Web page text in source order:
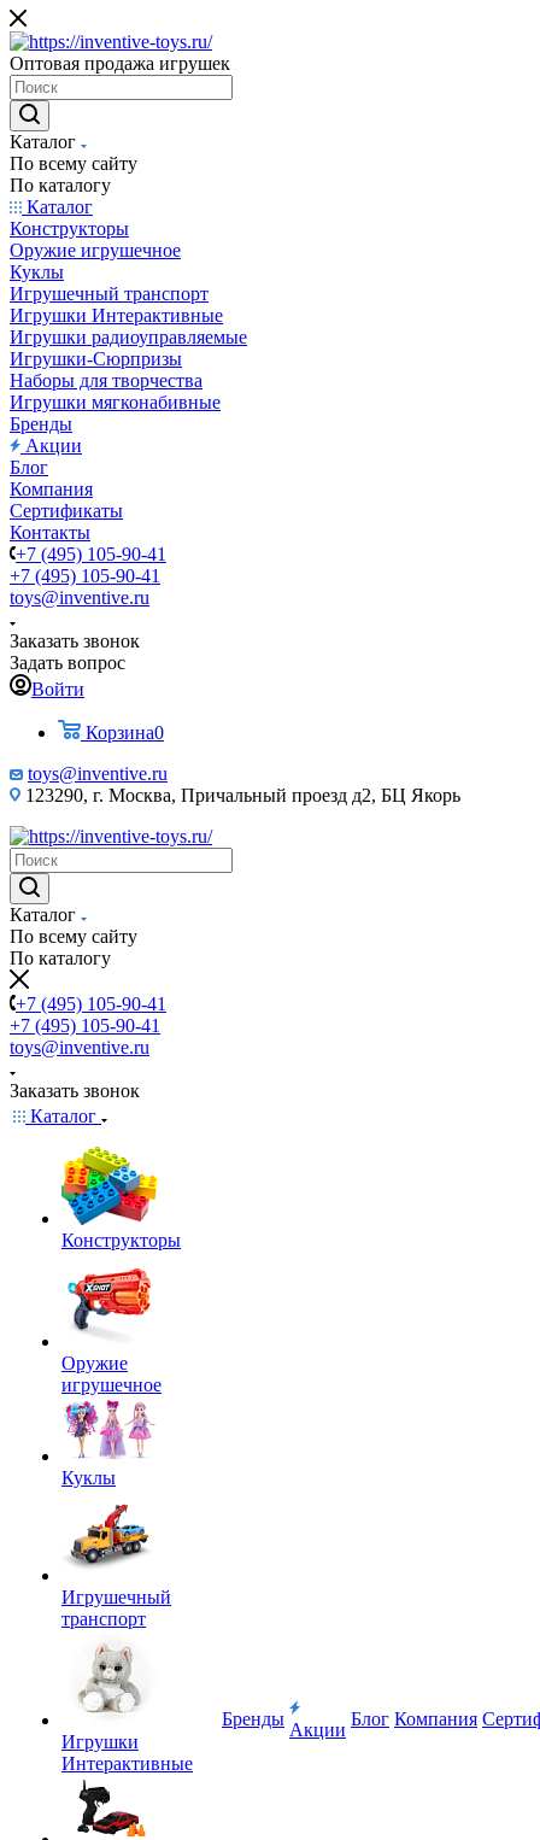
Оптовая продажа игрушек
Каталог
По всему сайту
По каталогу
Каталог
Конструкторы
Оружие игрушечное
Куклы
Игрушечный транспорт
Игрушки Интерактивные
Игрушки радиоуправляемые
Игрушки-Сюрпризы
Наборы для творчества
Игрушки мягконабивные
Бренды
Акции
Блог
Компания
Сертификаты
Контакты
+7 (495) 105-90-41
+7 (495) 105-90-41
toys@inventive.ru
Заказать звонок
Задать вопрос
Войти
Корзина0
toys@inventive.ru
123290, г. Москва, Причальный проезд д2, БЦ Якорь
Каталог
По всему сайту
По каталогу
+7 (495) 105-90-41
+7 (495) 105-90-41
toys@inventive.ru
Заказать звонок
Каталог
Конструкторы
Оружие
игрушечное
Куклы
Игрушечный
транспорт
Игрушки
Интерактивные
Бренды
Акции
Блог Компания